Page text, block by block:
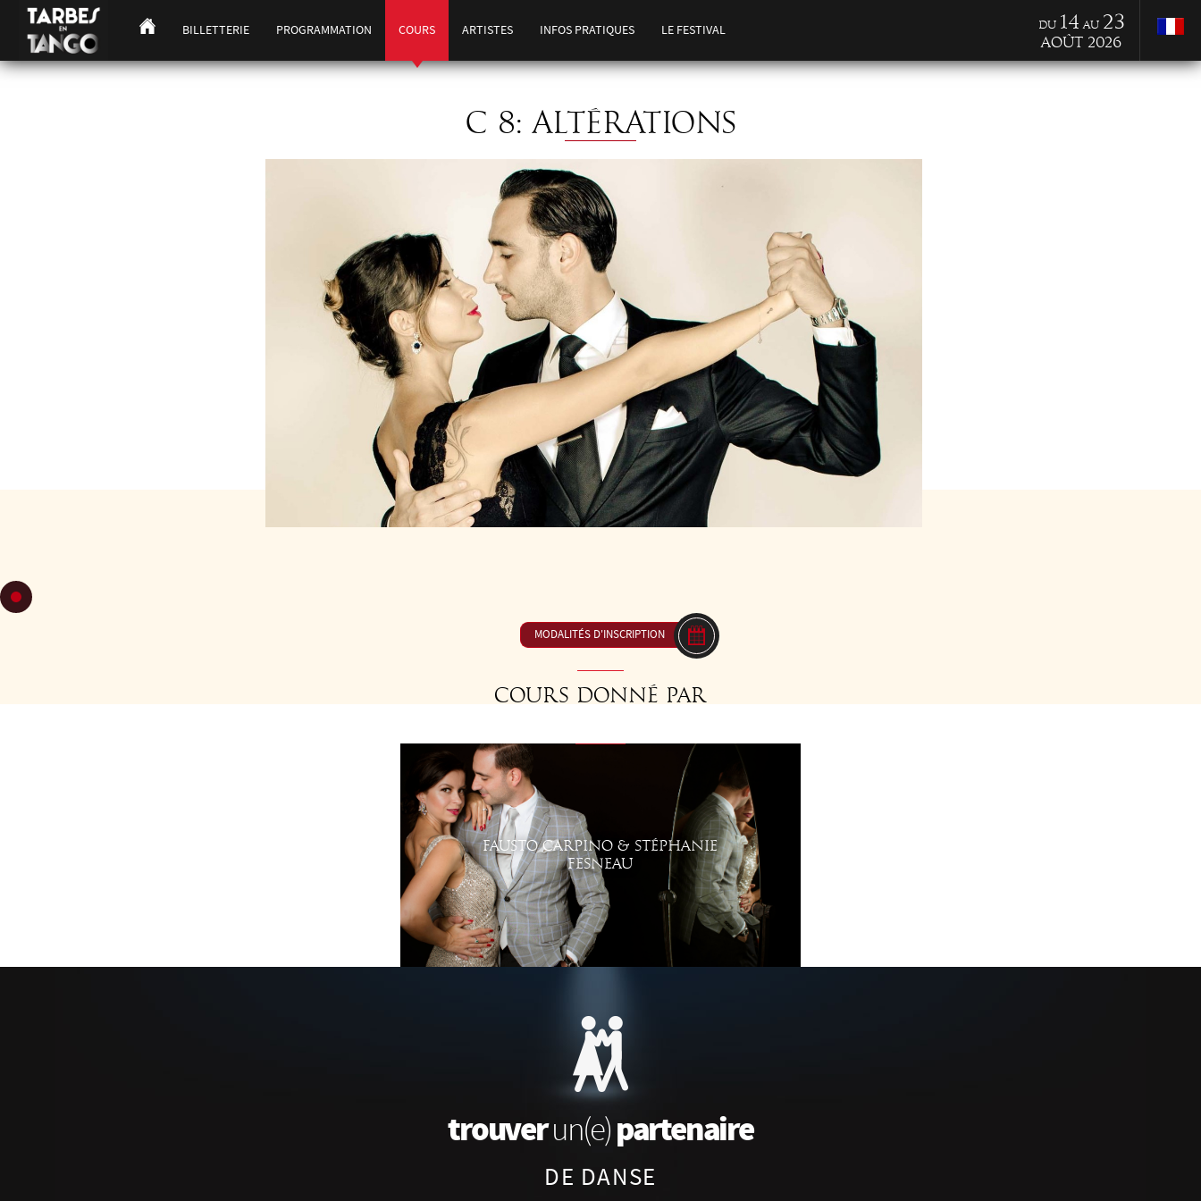
BILLETTERIE PROGRAMMATION COURS ARTISTES INFOS PRATIQUES LE FESTIVAL du 14 au 23
Août 2026
C 8: ALTÉRATIONS
MODALITÉS D'INSCRIPTION
Cours donné par
FAUSTO CARPINO & STÉPHANIE
FESNEAU
trouverun(e)partenaire
DE DANSE